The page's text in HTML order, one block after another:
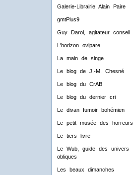
Galerie-Librairie Alain Paire
gmtPlus9
Guy Darol, agitateur conseil
L'horizon ovipare
La main de singe
Le blog de J.-M. Chesné
Le blog du CrAB
Le blog du dernier cri
Le divan fumoir bohémien
Le petit musée des horreurs
Le tiers livre
Le Wub, guide des univers
obliques
Les beaux dimanches